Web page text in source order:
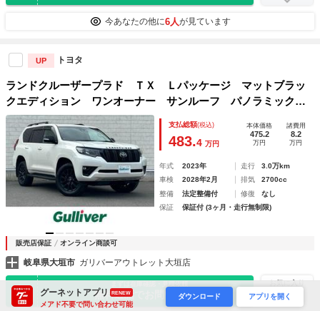
今あなたの他に6人が見ています
UP トヨタ
ランドクルーザープラド ＴＸ Ｌパッケージ マットブラッ
クエディション ワンオーナー サンルーフ パノラミックビ
ューモニター 純正ナビ（ＡｐｐｌｅＣａｒＰｌａｙ／Ａｎｄ
ｒｏｉｄ Ａｕｔｏ／ＢＴ）ベージュレザーシート シートヒ
ータークーラー ルーフレール ＥＴＣ２．０
支払総額(税込)
483.4 万円
本体価格
475.2
万円
諸費用
8.2
万円
年式 2023年 走行
3.0万km
車検
2028年2月 排気
2700cc
整備
法定整備付 修復
なし
保証
保証付 (3ヶ月・走行無制限)
販売店保証 オンライン商談可
岐阜県大垣市 ガリバーアウトレット大垣店
まずは在庫確認・見積依頼
無料通話でお問い合わせ
お気に入り
グーネットアプリ RENEW
メアド不要で問い合わせ可能
ダウンロード アプリを開く